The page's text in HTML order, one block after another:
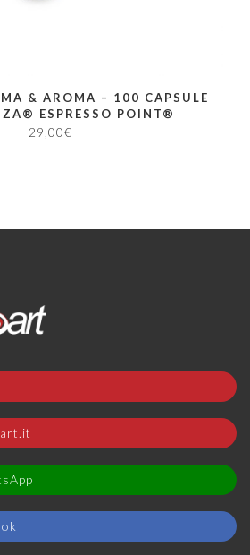
& AROMA – 100 CAPSULE
ESPRESSO POINT®
29,00€